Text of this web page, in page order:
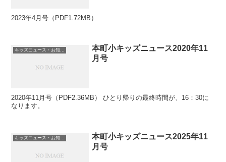
2023年4月号（PDF1.72MB）
本町小キッズニュース2020年11
月号
2020年11月号（PDF2.36MB） ひとり帰りの最終時間が、16：30に
なります。
キッズニュース・お知らせ
本町小キッズニュース2025年11
月号